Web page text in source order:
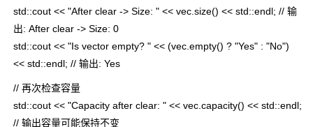
std::cout << "After clear -> Size: " << vec.size() << std::endl; // 输
出: After clear -> Size: 0
std::cout << "Is vector empty? " << (vec.empty() ? "Yes" : "No")
<< std::endl; // 输出: Yes
// 再次检查容量
std::cout << "Capacity after clear: " << vec.capacity() << std::endl;
// 输出容量可能保持不变